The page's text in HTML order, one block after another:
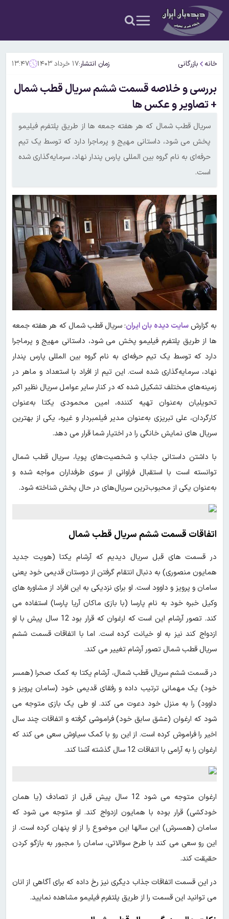
خانه بازرگانی زمان انتشار:۱۷ خرداد ۱۴۰۳ ۱۳:۴۷
بررسی و خلاصه قسمت ششم سریال قطب شمال
+ تصاویر و عکس ها
سریال قطب شمال که هر هفته جمعه ها از طریق پلتفرم فیلیمو
پخش می شود، داستانی مهیج و پرماجرا دارد که توسط یک تیم
حرفه‌ای به نام گروه بین المللی پارس پندار نهاد، سرمایه‌گذاری شده
است.
به گزارشسایت دیده بان ایران؛ سریال قطب شمال که هر هفته جمعه
ها از طریق پلتفرم فیلیمو پخش می شود، داستانی مهیج و پرماجرا
دارد که توسط یک تیم حرفه‌ای به نام گروه بین المللی پارس پندار
نهاد، سرمایه‌گذاری شده است. این تیم از افراد با استعداد و ماهر در
زمینه‌های مختلف تشکیل شده که در کنار سایر عوامل سریال نظیر اکبر
تحویلیان به‌عنوان تهیه کننده، امین محمودی یکتا به‌عنوان
کارگردان، علی تبریزی به‌عنوان مدیر فیلمبردار و غیره، یکی از بهترین
سریال های نمایش خانگی را در اختیار شما قرار می دهد.
با داشتن داستانی جذاب و شخصیت‌های پویا، سریال قطب شمال
توانسته است با استقبال فراوانی از سوی طرفداران مواجه شده و
به‌عنوان یکی از محبوب‌ترین سریال‌های در حال پخش شناخته شود.
اتفاقات قسمت ششم سریال قطب شمال
در قسمت های قبل سریال دیدیم که آرشام یکتا (هویت جدید
همایون منصوری) به دنبال انتقام گرفتن از دوستان قدیمی خود یعنی
سامان و پرویز و داوود است. او برای نزدیکی به این افراد از مشاوره های
وکیل خبره خود به نام پارسا (با بازی ماکان آریا پارسا) استفاده می
کند. تصور آرشام این است که ارغوان که قرار بود 12 سال پیش با او
ازدواج کند نیز به او خیانت کرده است. اما با اتفاقات قسمت ششم
سریال قطب شمال تصور آرشام تغییر می کند.
در قسمت ششم سریال قطب شمال، آرشام یکتا به کمک صحرا (همسر
خود) یک مهمانی ترتیب داده و رفقای قدیمی خود (سامان پرویز و
داوود) را به منزل خود دعوت می کند. او طی یک بازی متوجه می
شود که ارغوان (عشق سابق خود) فراموشی گرفته و اتفاقات چند سال
اخیر را فراموش کرده است. از این رو با کمک سیاوش سعی می کند که
ارغوان را به آرامی با اتفاقات 12 سال گذشته آشنا کند.
ارغوان متوجه می شود 12 سال پیش قبل از تصادف (یا همان
خودکشی) قرار بوده با همایون ازدواج کند. او متوجه می شود که
سامان (همسرش) این سالها این موضوع را از او پنهان کرده است. از
این رو سعی می کند با طرح سوالاتی، سامان را مجبور به بازگو کردن
حقیقت کند.
در این قسمت اتفاقات جذاب دیگری نیز رخ داده که برای آگاهی از انان
می توانید این قسمت را از طریق پلتفرم فیلیمو مشاهده نمایید.